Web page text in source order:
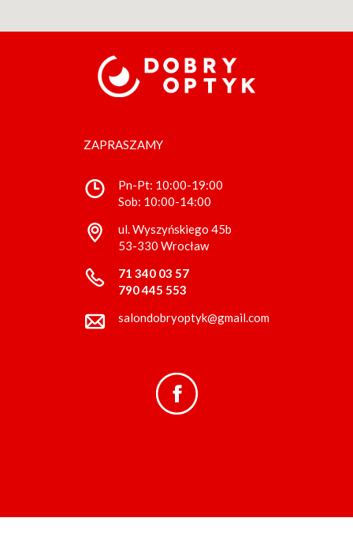
ZAPRASZAMY
Pn-Pt: 10:00-19:00
Sob: 10:00-14:00
ul. Wyszyńskiego 45b
53-330 Wrocław
71 340 03 57
790 445 553
salondobryoptyk@gmail.com